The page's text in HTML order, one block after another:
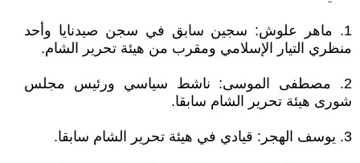
1. ماهر علوش: سجين سابق في سجن صيدنايا وأحد
منظري التيار الإسلامي ومقرب من هيئة تحرير الشام.
2. مصطفى الموسى: ناشط سياسي ورئيس مجلس
شورى هيئة تحرير الشام سابقا.
3. يوسف الهجر: قيادي في هيئة تحرير الشام سابقا.